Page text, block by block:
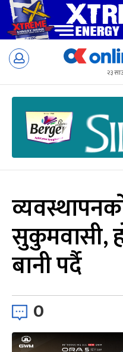
Skip
२३
सुकुमवासी,
बानी पर्दै
0